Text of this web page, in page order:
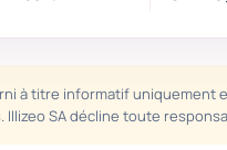
à titre informatif uniquement
SA décline toute